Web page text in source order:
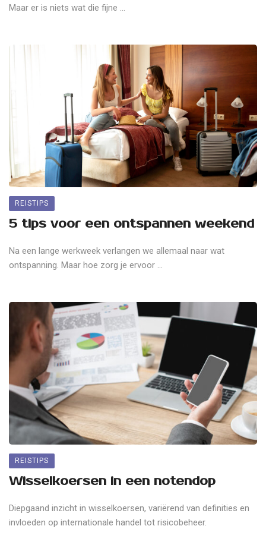
Maar er is niets wat die fijne ...
REISTIPS
5 tips voor een ontspannen weekend
Na een lange werkweek verlangen we allemaal naar wat
ontspanning. Maar hoe zorg je ervoor ...
REISTIPS
Wisselkoersen in een notendop
Diepgaand inzicht in wisselkoersen, variërend van definities en
invloeden op internationale handel tot risicobeheer.